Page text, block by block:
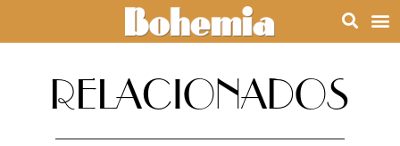
RELACIONADOS